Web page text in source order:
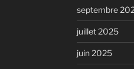
septembre
juillet 2025
juin 2025